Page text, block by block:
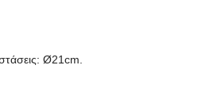
Ø21cm.